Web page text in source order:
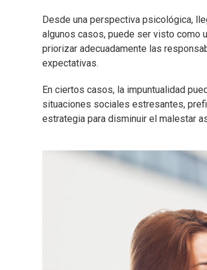
Desde una perspectiva psicológica,
algunos casos, puede ser visto como
priorizar adecuadamente las
expectativas.
En ciertos casos, la impuntualidad
situaciones sociales estresantes,
estrategia para disminuir el malestar